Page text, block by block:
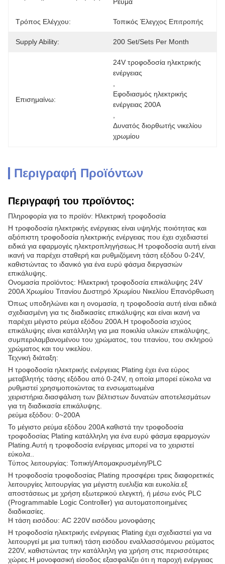
Τρόπος Ελέγχου: Τοπικός Έλεγχος Επιτροπής
Supply Ability: 200 Set/Sets Per Month
Επισημαίνω:
24V τροφοδοσία ηλεκτρικής
ενέργειας
Εφοδιασμός ηλεκτρικής
ενέργειας 200A
Δυνατός διορθωτής νικελίου
χρωμίου
Περιγραφή Προϊόντων
Περιγραφή του προϊόντος:
Πληροφορία για το προϊόν: Ηλεκτρική τροφοδοσία
Η τροφοδοσία ηλεκτρικής ενέργειας είναι υψηλής ποιότητας και
αξιόπιστη τροφοδοσία ηλεκτρικής ενέργειας που έχει σχεδιαστεί
ειδικά για εφαρμογές ηλεκτροπληγήσεως.Η τροφοδοσία αυτή είναι
ικανή να παρέχει σταθερή και ρυθμιζόμενη τάση εξόδου 0-24V,
καθιστώντας το ιδανικό για ένα ευρύ φάσμα διεργασιών
επικάλυψης.
Ονομασία προϊόντος: Ηλεκτρική τροφοδοσία επικάλυψης 24V
200A Χρωμίου Τιτανίου Δυστηρό Χρωμίου Νικελίου Επανόρθωση
Όπως υποδηλώνει και η ονομασία, η τροφοδοσία αυτή είναι ειδικά
σχεδιασμένη για τις διαδικασίες επικάλυψης και είναι ικανή να
παρέχει μέγιστο ρεύμα εξόδου 200A.Η τροφοδοσία ισχύος
επικάλυψης είναι κατάλληλη για μια ποικιλία υλικών επικάλυψης,
συμπεριλαμβανομένου του χρώματος, του τιτανίου, του σκληρού
χρώματος και του νικελίου.
Τεχνική διάταξη:
Η τροφοδοσία ηλεκτρικής ενέργειας Plating έχει ένα εύρος
μεταβλητής τάσης εξόδου από 0-24V, η οποία μπορεί εύκολα να
ρυθμιστεί χρησιμοποιώντας τα ενσωματωμένα
χειριστήρια.διασφάλιση των βέλτιστων δυνατών αποτελεσμάτων
για τη διαδικασία επικάλυψης.
ρεύμα εξόδου: 0~200A
Το μέγιστο ρεύμα εξόδου 200A καθιστά την τροφοδοσία
τροφοδοσίας Plating κατάλληλη για ένα ευρύ φάσμα εφαρμογών
Plating.Αυτή η τροφοδοσία ενέργειας μπορεί να το χειριστεί
εύκολα..
Τύπος λειτουργίας: Τοπική/Απομακρυσμένη/PLC
Η τροφοδοσία τροφοδοσίας Plating προσφέρει τρεις διαφορετικές
λειτουργίες λειτουργίας για μέγιστη ευελιξία και ευκολία.εξ
αποστάσεως με χρήση εξωτερικού ελεγκτή, ή μέσω ενός PLC
(Programmable Logic Controller) για αυτοματοποιημένες
διαδικασίες.
Η τάση εισόδου: AC 220V εισόδου μονοφάσης
Η τροφοδοσία ηλεκτρικής ενέργειας Plating έχει σχεδιαστεί για να
λειτουργεί με μια τυπική τάση εισόδου εναλλασσόμενου ρεύματος
220V, καθιστώντας την κατάλληλη για χρήση στις περισσότερες
χώρες.Η μονοφασική είσοδος εξασφαλίζει ότι η παροχή ενέργειας